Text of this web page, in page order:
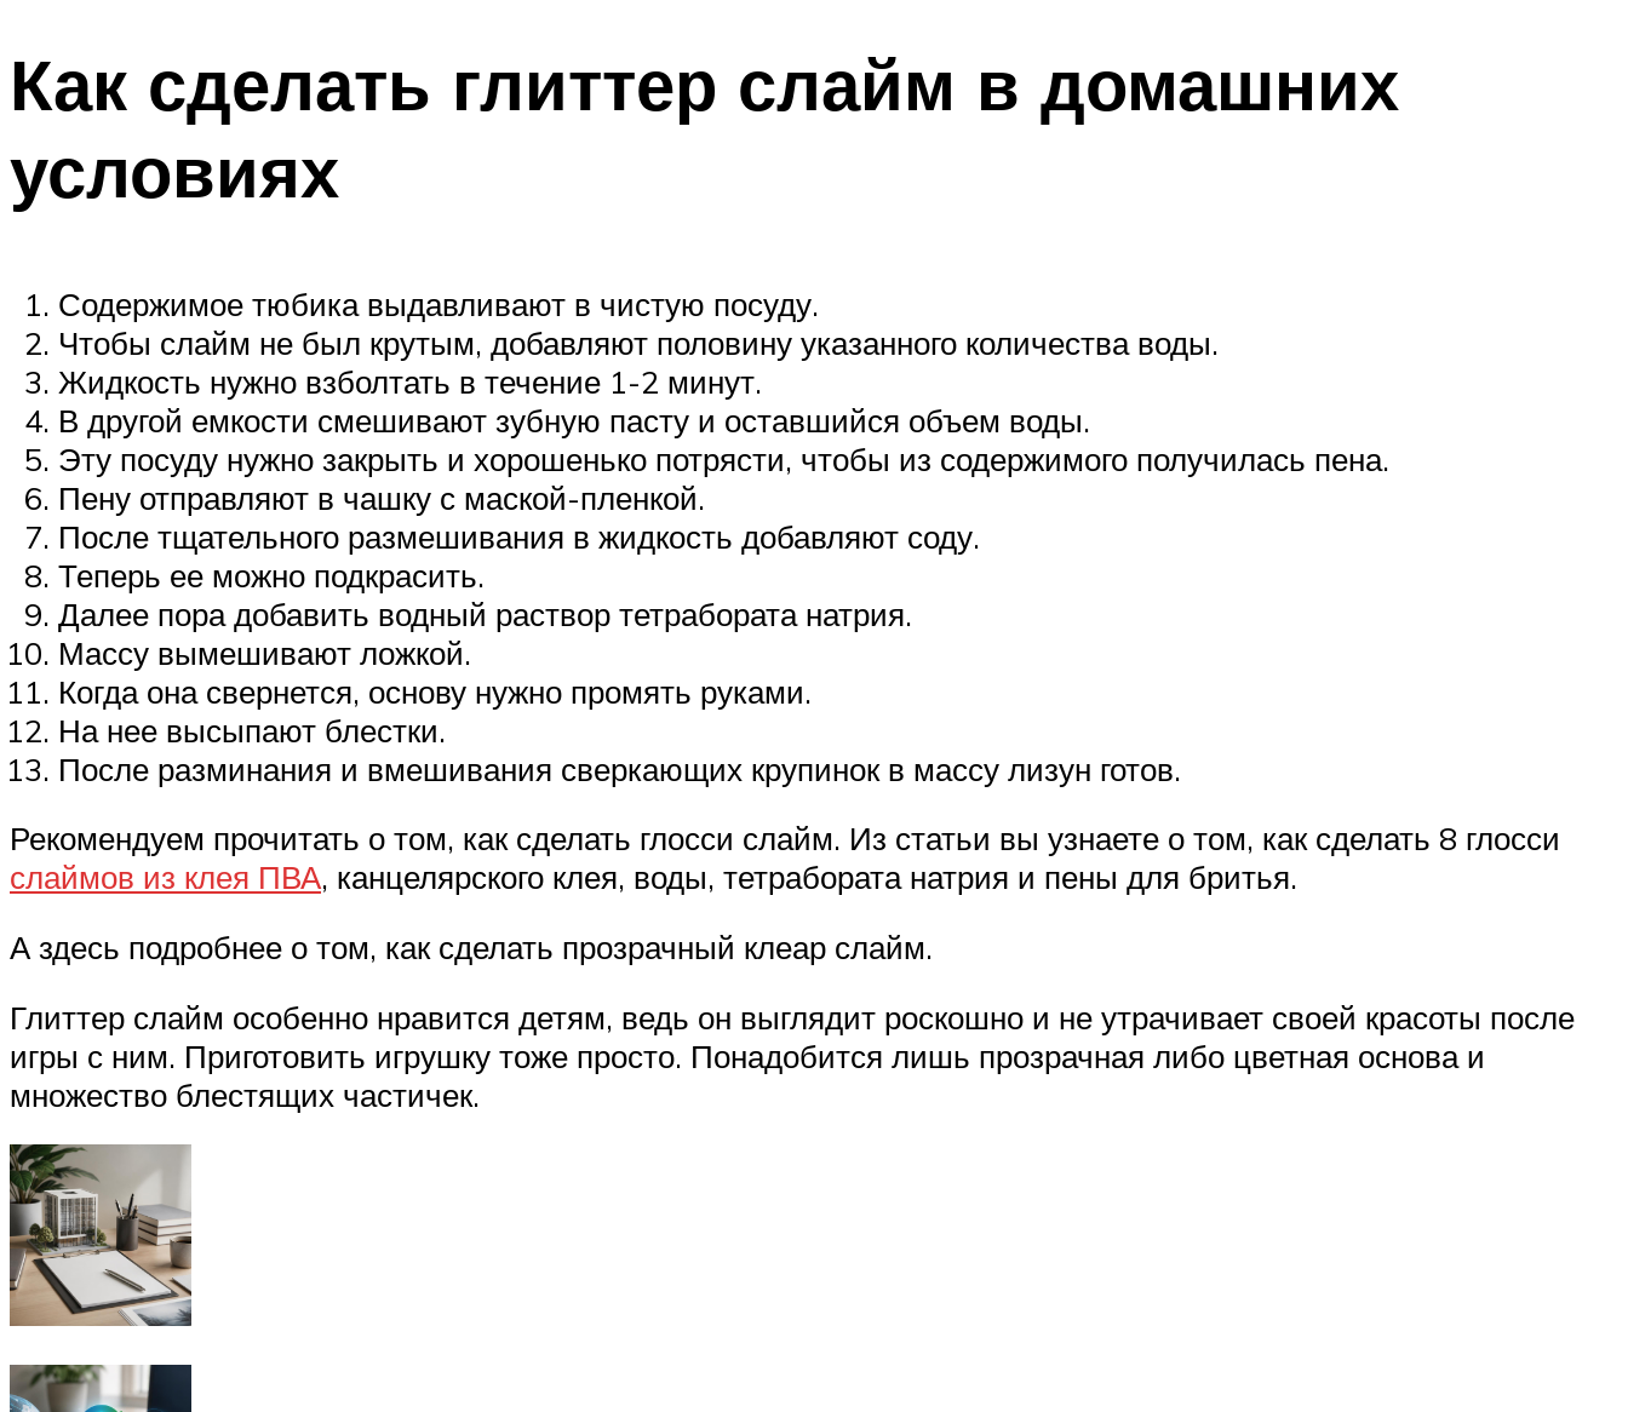
Как сделать глиттер слайм в домашних
условиях
Содержимое тюбика выдавливают в чистую посуду.
Чтобы слайм не был крутым, добавляют половину указанного количества воды.
Жидкость нужно взболтать в течение 1-2 минут.
В другой емкости смешивают зубную пасту и оставшийся объем воды.
Эту посуду нужно закрыть и хорошенько потрясти, чтобы из содержимого получилась пена.
Пену отправляют в чашку с маской-пленкой.
После тщательного размешивания в жидкость добавляют соду.
Теперь ее можно подкрасить.
Далее пора добавить водный раствор тетрабората натрия.
Массу вымешивают ложкой.
Когда она свернется, основу нужно промять руками.
На нее высыпают блестки.
После разминания и вмешивания сверкающих крупинок в массу лизун готов.
Рекомендуем прочитать о том, как сделать глосси слайм. Из статьи вы узнаете о том, как сделать 8 глосси
слаймов из клея ПВА, канцелярского клея, воды, тетрабората натрия и пены для бритья.
А здесь подробнее о том, как сделать прозрачный клеар слайм.
Глиттер слайм особенно нравится детям, ведь он выглядит роскошно и не утрачивает своей красоты после
игры с ним. Приготовить игрушку тоже просто. Понадобится лишь прозрачная либо цветная основа и
множество блестящих частичек.